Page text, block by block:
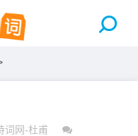
词网-杜甫